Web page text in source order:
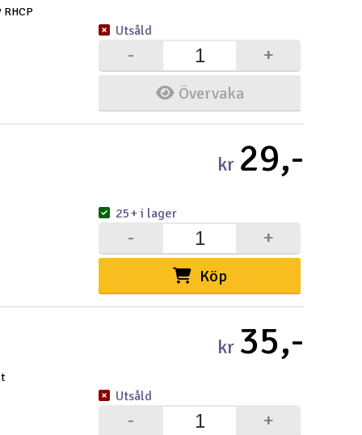
RHCP
Övervaka
+
-
Utsåld
kr 29,-
Köp
+
-
25+ i lager
kr 35,-
+
-
Utsåld